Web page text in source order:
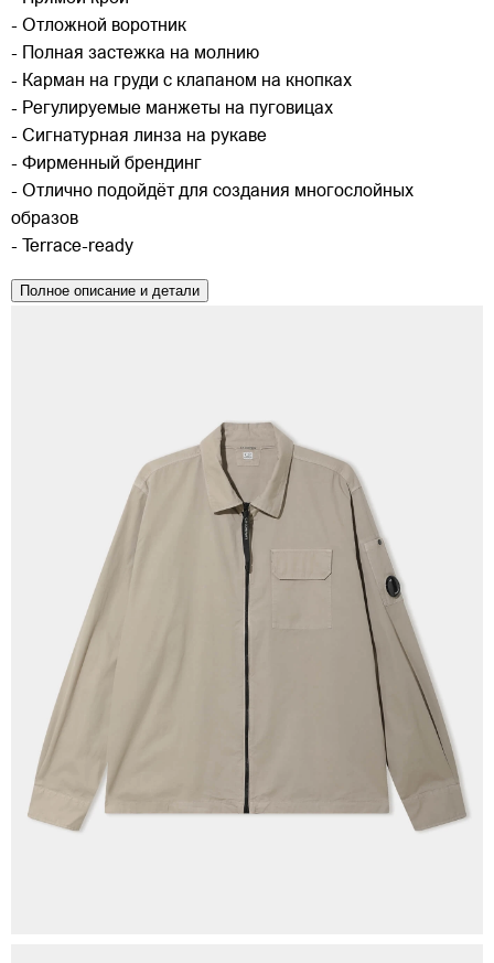
- Отложной воротник
- Полная застежка на молнию
- Карман на груди с клапаном на кнопках
- Регулируемые манжеты на пуговицах
- Сигнатурная линза на рукаве
- Фирменный брендинг
- Отлично подойдёт для создания многослойных
образов
- Terrace-ready
Полное описание и детали